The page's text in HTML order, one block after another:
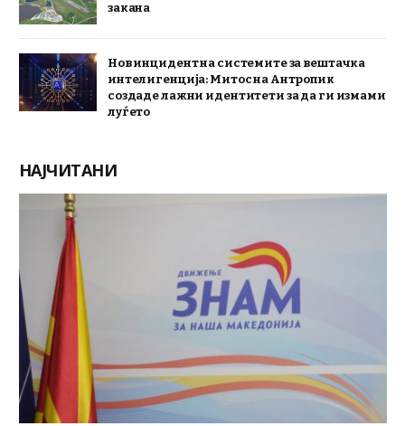
закана
Нов инцидент на системите за вештачка
интелигенција: Митос на Антропик
создаде лажни идентитети за да ги измами
луѓето
НАЈЧИТАНИ